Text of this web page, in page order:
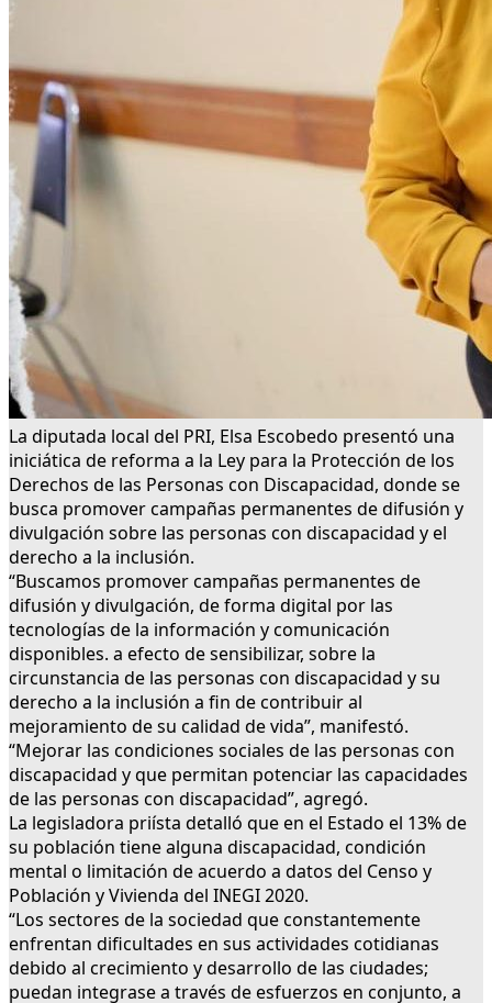
La diputada local del PRI, Elsa Escobedo presentó una
iniciática de reforma a la Ley para la Protección de los
Derechos de las Personas con Discapacidad, donde se
busca promover campañas permanentes de difusión y
divulgación sobre las personas con discapacidad y el
derecho a la inclusión.
“Buscamos promover campañas permanentes de
difusión y divulgación, de forma digital por las
tecnologías de la información y comunicación
disponibles. a efecto de sensibilizar, sobre la
circunstancia de las personas con discapacidad y su
derecho a la inclusión a fin de contribuir al
mejoramiento de su calidad de vida”, manifestó.
“Mejorar las condiciones sociales de las personas con
discapacidad y que permitan potenciar las capacidades
de las personas con discapacidad”, agregó.
La legisladora priísta detalló que en el Estado el 13% de
su población tiene alguna discapacidad, condición
mental o limitación de acuerdo a datos del Censo y
Población y Vivienda del INEGI 2020.
“Los sectores de la sociedad que constantemente
enfrentan dificultades en sus actividades cotidianas
debido al crecimiento y desarrollo de las ciudades;
puedan integrase a través de esfuerzos en conjunto, a